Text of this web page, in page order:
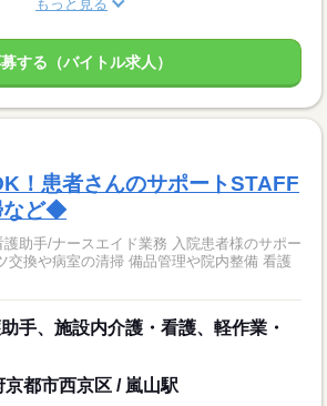
もっと見る
する（バイトル求人）
！患者さんのサポートSTAFF
など◆
護助手/ナースエイド業務 入院患者様のサポー
交換や病室の清掃 備品管理や院内整備 看護
手、施設内介護・看護、軽作業・
京都市西京区 / 嵐山駅